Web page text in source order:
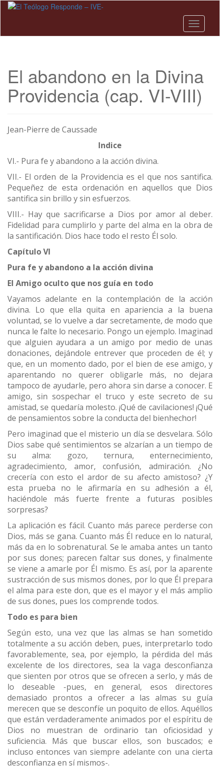
Skip
content
Toggle
El abandono en la Divina
Providencia (cap. VI-VIII)
Jean-Pierre de Caussade
Indice
VI.- Pura fe y abandono a la acción divina.
VII.- El orden de la Providencia es el que nos santifica.
Pequeñez de esta ordenación en aquellos que Dios
santifica sin brillo y sin esfuerzos.
VIII.- Hay que sacrificarse a Dios por amor al deber.
Fidelidad para cumplirlo y parte del alma en la obra de
la santificación. Dios hace todo el resto Él solo.
Capítulo VI
Pura fe y abandono a la acción divina
El Amigo oculto que nos guía en todo
Vayamos adelante en la contemplación de la acción
divina. Lo que ella quita en apariencia a la buena
voluntad, se lo vuelve a dar secretamente, de modo que
nunca le falte lo necesario. Pongo un ejemplo. Imaginad
que alguien ayudara a un amigo por medio de unas
donaciones, dejándole entrever que proceden de él; y
que, en un momento dado, por el bien de ese amigo, y
aparentando no querer obligarle más, no dejara
tampoco de ayudarle, pero ahora sin darse a conocer. E
amigo, sin sospechar el truco y este secreto de su
amistad, se quedaría molesto. ¡Qué de cavilaciones! ¡Qué
de pensamientos sobre la conducta del bienhechor!
Pero imaginad que el misterio un día se desvelara. Sólo
Dios sabe qué sentimientos se alzarían a un tiempo de
su alma: gozo, ternura, enternecimiento,
agradecimiento, amor, confusión, admiración. ¿No
crecería con esto el ardor de su afecto amistoso? ¿Y
esta prueba no le afirmaría en su adhesión a él,
haciéndole más fuerte frente a futuras posibles
sorpresas?
La aplicación es fácil. Cuanto más parece perderse con
Dios, más se gana. Cuanto más Él reduce en lo natural,
más da en lo sobrenatural. Se le amaba antes un tanto
por sus dones; parecen faltar sus dones, y finalmente
se viene a amarle por Él mismo. Es así, por la aparente
sustracción de sus mismos dones, por lo que Él prepara
el alma para este don, que es el mayor y el más amplio
de sus dones, pues los comprende todos.
Todo es para bien
Según esto, una vez que las almas se han sometido
totalmente a su acción deben, pues, interpretarlo todo
favorablemente, sea, por ejemplo, la pérdida del más
excelente de los directores, sea la vaga desconfianza
que sienten por otros que se ofrecen a serlo, y más de
lo deseable -pues, en general, esos directores
demasiado prontos a ofrecer a las almas su guía
merecen que se desconfíe un poquito de ellos. Aquéllos
que están verdaderamente animados por el espíritu de
Dios no muestran de ordinario tan oficiosidad y
suficiencia. Más que buscar ellos, son buscados; e
incluso entonces van siempre adelante con una cierta
desconfianza en sí mismos-.